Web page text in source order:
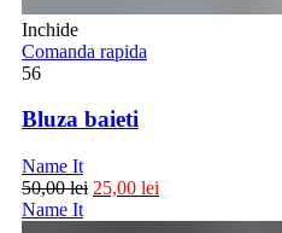
Inchide
Comanda rapida
56
Bluza baieti
Name It
50,00lei 25,00 lei
Name It